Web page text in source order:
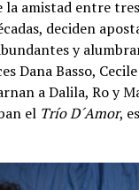
la amistad entre
deciden
y
Dana Basso,
a Dalila, Ro y
el Trío D´Amor,